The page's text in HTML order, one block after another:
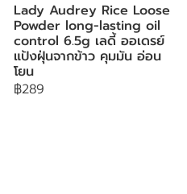
Lady Audrey Rice Loose
Powder long-lasting oil
control 6.5g เลดี้ ออเดรย์
แป้งฝุ่นจากข้าว คุมมัน อ่อน
โยน
฿289